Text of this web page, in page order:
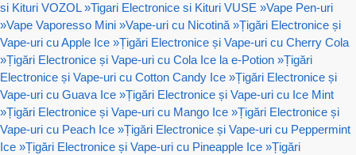
si Kituri VOZOL »Tigari Electronice si Kituri VUSE »Vape Pen-uri
»Vape Vaporesso Mini »Vape-uri cu Nicotină »Țigări Electronice și
Vape-uri cu Apple Ice »Țigări Electronice și Vape-uri cu Cherry Cola
»Țigări Electronice și Vape-uri cu Cola Ice la e-Potion »Țigări
Electronice și Vape-uri cu Cotton Candy Ice »Țigări Electronice și
Vape-uri cu Guava Ice »Țigări Electronice și Vape-uri cu Ice Mint
»Țigări Electronice și Vape-uri cu Mango Ice »Țigări Electronice și
Vape-uri cu Peach Ice »Țigări Electronice și Vape-uri cu Peppermint
Ice »Țigări Electronice și Vape-uri cu Pineapple Ice »Țigări